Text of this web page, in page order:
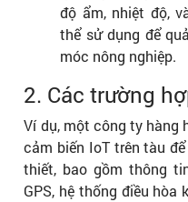
độ ẩm, nhiệt độ,
thể sử dụng để
móc nông nghiệp.
2. Các trường
Ví dụ, một công ty hàng
cảm biến IoT trên tàu
thiết, bao gồm thông
GPS, hệ thống điều hòa